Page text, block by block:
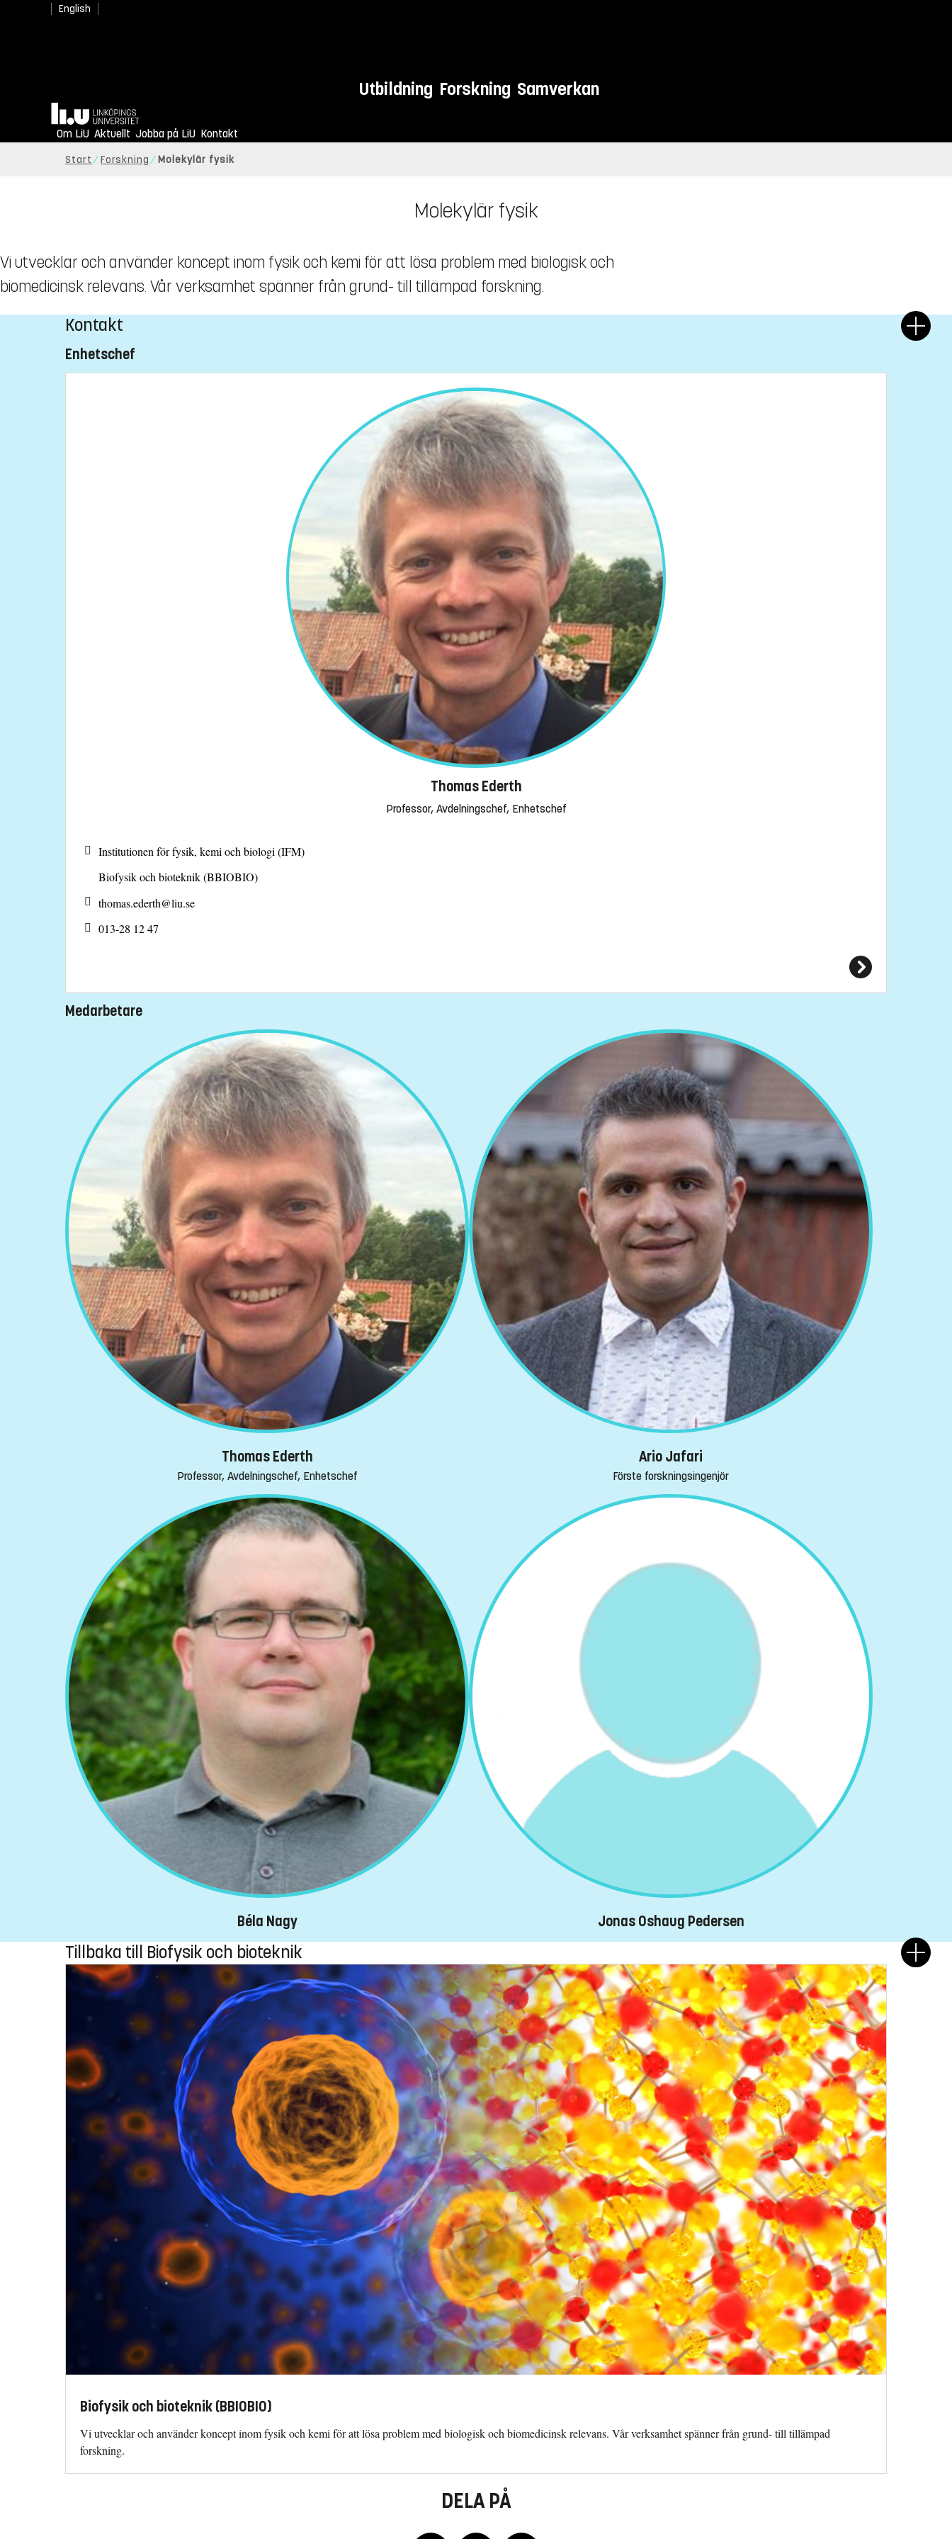
English
Utbildning Forskning Samverkan
Hem
Om LiU Aktuellt Jobba på LiU Kontakt
Start Forskning Molekylär fysik
Molekylär fysik
Vi utvecklar och använder koncept inom fysik och kemi för att lösa problem med biologisk och
biomedicinsk relevans. Vår verksamhet spänner från grund- till tillämpad forskning.
Kontakt
Enhetschef
Thomas Ederth
Professor, Avdelningschef, Enhetschef
Institutionen för fysik, kemi och biologi (IFM)
Biofysik och bioteknik (BBIOBIO)
thomas.ederth@liu.se
013-28 12 47
Medarbetare
Thomas Ederth
Professor, Avdelningschef, Enhetschef
Ario Jafari
Förste forskningsingenjör
Béla Nagy Jonas Oshaug Pedersen
Tillbaka till Biofysik och bioteknik
Biofysik och bioteknik (BBIOBIO)
Vi utvecklar och använder koncept inom fysik och kemi för att lösa problem med biologisk och biomedicinsk relevans. Vår verksamhet spänner från grund- till tillämpad
forskning.
DELA PÅ